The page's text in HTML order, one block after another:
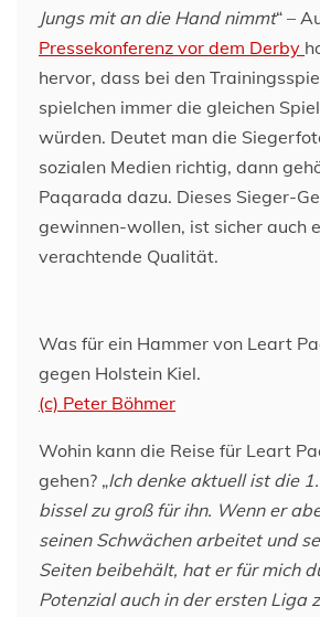
Jungs mit an die Hand nimmt“ –
Pressekonferenz vor dem Derby
hervor, dass bei den
spielchen immer die gleichen
würden. Deutet man die
sozialen Medien richtig, dann
Paqarada dazu. Dieses Sieger-
gewinnen-wollen, ist sicher auch
verachtende Qualität.
Was für ein Hammer von Leart
gegen Holstein Kiel.
(c) Peter Böhmer
Wohin kann die Reise für Leart
gehen? „Ich denke aktuell ist die
bissel zu groß für ihn. Wenn er
seinen Schwächen arbeitet und
Seiten beibehält, hat er für mich
Potenzial auch in der ersten Liga